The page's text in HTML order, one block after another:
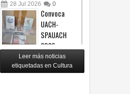
28 Jul 2026 0
Convoca
UACH-
SPAUACH
2026 a
publicar textos académicos
28 Jul 2026 0
Copian
Leer más noticias
etiquetadas en Cultura